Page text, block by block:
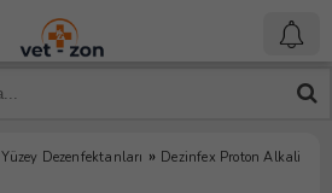
Yüzey Dezenfektanları » Dezinfex Proton Alkali